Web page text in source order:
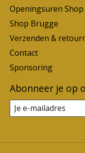
Openingsuren Shop
Shop Brugge
Verzenden &
Contact
Sponsoring
Abonneer je op